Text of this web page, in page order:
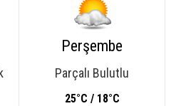
Perşembe
Parçalı Bulutlu
25°C / 18°C